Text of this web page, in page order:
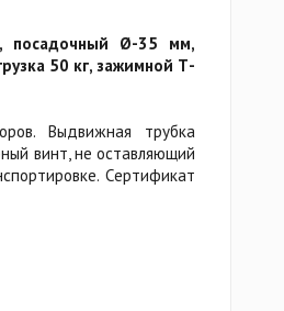
посадочный Ø-35 мм,
50 кг, зажимной Т-
Выдвижная трубка
винт, не оставляющий
Сертификат